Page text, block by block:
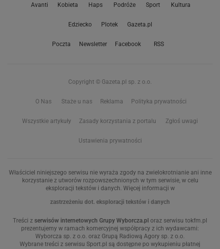
Avanti Kobieta Haps Podróże Sport Kultura
Edziecko Plotek Gazeta.pl
Poczta Newsletter Facebook RSS
Copyright © Gazeta.pl sp. z o.o.
O Nas Staże u nas Reklama Polityka prywatności
Wszystkie artykuły Zasady korzystania z portalu Zgłoś uwagi
Ustawienia prywatności
Właściciel niniejszego serwisu nie wyraża zgody na zwielokrotnianie ani inne
korzystanie z utworów rozpowszechnionych w tym serwisie, w celu
eksploracji tekstów i danych. Więcej informacji w
zastrzeżeniu dot. eksploracji tekstów i danych
Treści z serwisów internetowych Grupy Wyborcza.pl oraz serwisu tokfm.pl
prezentujemy w ramach komercyjnej współpracy z ich wydawcami:
Wyborcza sp. z o.o. oraz Grupą Radiową Agory sp. z o.o.
Wybrane treści z serwisu Sport.pl są dostępne po wykupieniu płatnej